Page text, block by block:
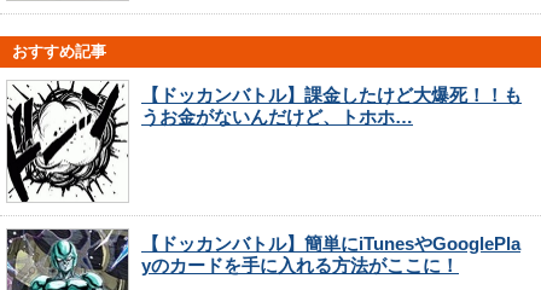
おすすめ記事
【ドッカンバトル】課金したけど大爆死！！も
うお金がないんだけど、トホホ…
【ドッカンバトル】簡単にiTunesやGooglePla
yのカードを手に入れる方法がここに！